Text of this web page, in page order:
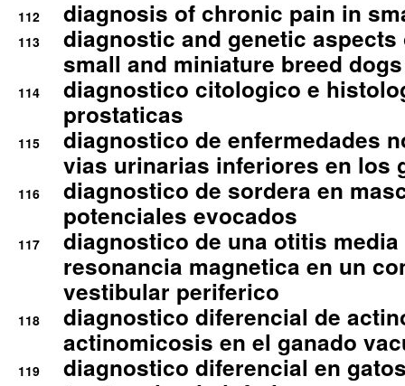
112 diagnosis of chronic pain in
113
diagnostic and genetic
small and miniature breed
114
diagnostico citologico e
prostaticas
115
diagnostico de enfermedades
vias urinarias inferiores en los
116
diagnostico de sordera en
potenciales evocados
117
diagnostico de una otitis
resonancia magnetica en un
vestibular periferico
118
diagnostico diferencial de
actinomicosis en el ganado
119
diagnostico diferencial en